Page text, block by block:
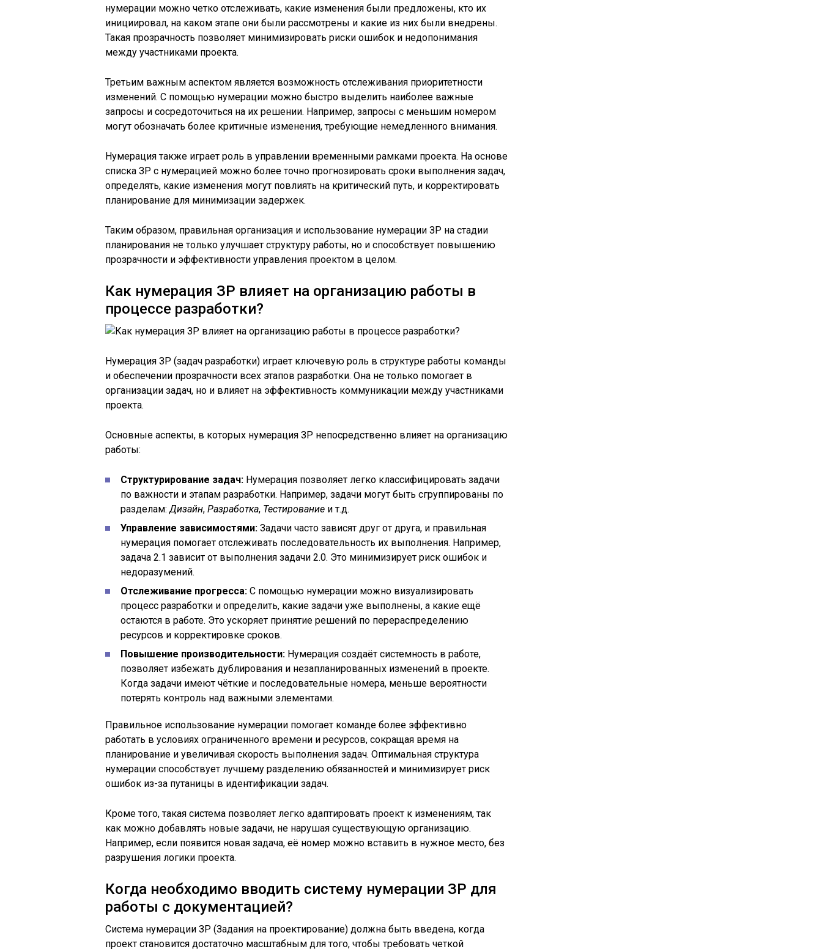
нумерации можно четко отслеживать, какие изменения были предложены, кто их
инициировал, на каком этапе они были рассмотрены и какие из них были внедрены.
Такая прозрачность позволяет минимизировать риски ошибок и недопонимания
между участниками проекта.
Третьим важным аспектом является возможность отслеживания приоритетности
изменений. С помощью нумерации можно быстро выделить наиболее важные
запросы и сосредоточиться на их решении. Например, запросы с меньшим номером
могут обозначать более критичные изменения, требующие немедленного внимания.
Нумерация также играет роль в управлении временными рамками проекта. На основе
списка ЗР с нумерацией можно более точно прогнозировать сроки выполнения задач,
определять, какие изменения могут повлиять на критический путь, и корректировать
планирование для минимизации задержек.
Таким образом, правильная организация и использование нумерации ЗР на стадии
планирования не только улучшает структуру работы, но и способствует повышению
прозрачности и эффективности управления проектом в целом.
Как нумерация ЗР влияет на организацию работы в
процессе разработки?
Нумерация ЗР (задач разработки) играет ключевую роль в структуре работы команды
и обеспечении прозрачности всех этапов разработки. Она не только помогает в
организации задач, но и влияет на эффективность коммуникации между участниками
проекта.
Основные аспекты, в которых нумерация ЗР непосредственно влияет на организацию
работы:
Структурирование задач: Нумерация позволяет легко классифицировать задачи
по важности и этапам разработки. Например, задачи могут быть сгруппированы по
разделам:Дизайн, Разработка, Тестирование и т.д.
Управление зависимостями: Задачи часто зависят друг от друга, и правильная
нумерация помогает отслеживать последовательность их выполнения. Например,
задача 2.1 зависит от выполнения задачи 2.0. Это минимизирует риск ошибок и
недоразумений.
Отслеживание прогресса: С помощью нумерации можно визуализировать
процесс разработки и определить, какие задачи уже выполнены, а какие ещё
остаются в работе. Это ускоряет принятие решений по перераспределению
ресурсов и корректировке сроков.
Повышение производительности: Нумерация создаёт системность в работе,
позволяет избежать дублирования и незапланированных изменений в проекте.
Когда задачи имеют чёткие и последовательные номера, меньше вероятности
потерять контроль над важными элементами.
Правильное использование нумерации помогает команде более эффективно
работать в условиях ограниченного времени и ресурсов, сокращая время на
планирование и увеличивая скорость выполнения задач. Оптимальная структура
нумерации способствует лучшему разделению обязанностей и минимизирует риск
ошибок из-за путаницы в идентификации задач.
Кроме того, такая система позволяет легко адаптировать проект к изменениям, так
как можно добавлять новые задачи, не нарушая существующую организацию.
Например, если появится новая задача, её номер можно вставить в нужное место, без
разрушения логики проекта.
Когда необходимо вводить систему нумерации ЗР для
работы с документацией?
Система нумерации ЗР (Задания на проектирование) должна быть введена, когда
проект становится достаточно масштабным для того, чтобы требовать четкой